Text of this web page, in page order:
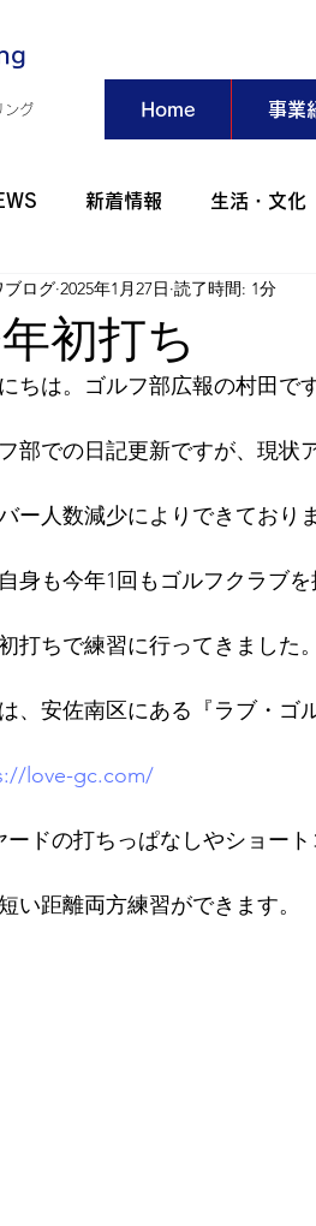
ング
Home 事業
新着情報 生活・文化
アウトドア 会社行事
アイワダーツ部 AIWA
2017年 2016年
初打ち
ブログ 2025年1月27日 読了時間: 1分
ちは。ゴルフ部広報の村田です
部での日記更新ですが、現状
ー人数減少によりできており
身も今年1回もゴルフクラブを
打ちで練習に行ってきました。
、安佐南区にある『ラブ・ゴ
love-gc.com/
ードの打ちっぱなしやショート
い距離両方練習ができます。